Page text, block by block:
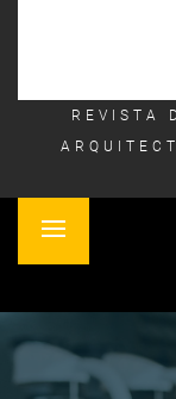
REVISTA
Primary